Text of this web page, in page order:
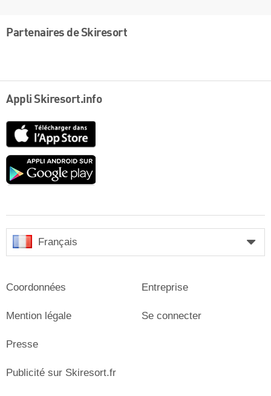
Partenaires de Skiresort
Appli Skiresort.info
Google
Français
Coordonnées
Mention légale
Presse
Entreprise
Se connecter
Publicité sur Skiresort.fr